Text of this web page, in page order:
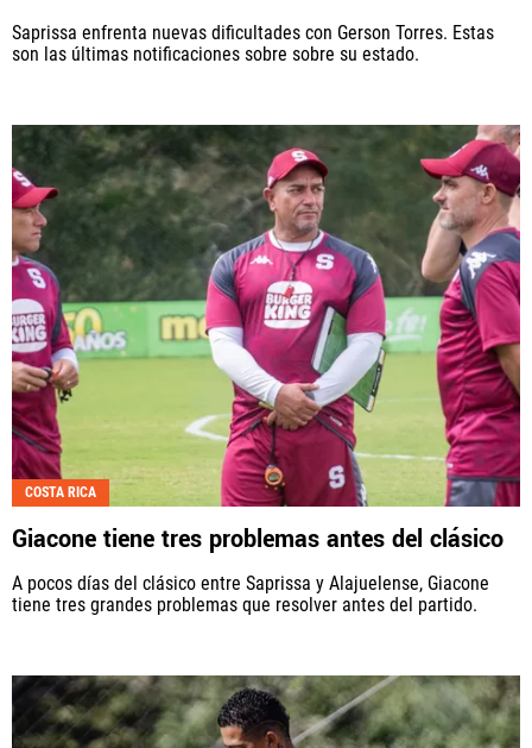
Saprissa enfrenta nuevas dificultades con Gerson Torres. Estas
son las últimas notificaciones sobre sobre su estado.
COSTA RICA
Giacone tiene tres problemas antes del clásico
A pocos días del clásico entre Saprissa y Alajuelense, Giacone
tiene tres grandes problemas que resolver antes del partido.